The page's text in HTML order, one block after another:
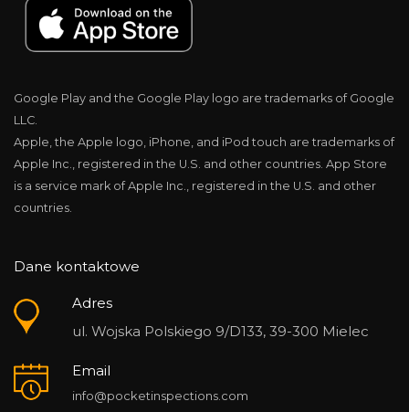
Google Play and the Google Play logo are trademarks of Google
LLC.
Apple, the Apple logo, iPhone, and iPod touch are trademarks of
Apple Inc., registered in the U.S. and other countries. App Store
is a service mark of Apple Inc., registered in the U.S. and other
countries.
Dane kontaktowe
Adres
ul. Wojska Polskiego 9/D133, 39-300 Mielec
Email
info@pocketinspections.com